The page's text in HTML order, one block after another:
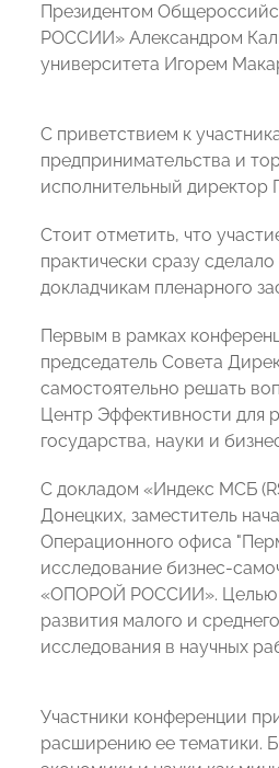
Президентом
РОССИИ» Александром
университета Игорем
С приветствием к
предпринимательства и
исполнительный
Стоит отметить, что
практически сразу
докладчикам пленарного
Первым в рамках
председатель Совета
самостоятельно решать
Центр Эффективности для
государства, науки и
С докладом «Индекс МСБ
Донецких, заместитель
Операционного офиса
исследование бизнес-
«ОПОРОЙ РОССИИ». Целью
развития малого и
исследования в научных
Участники конференции
расширению ее тематики.